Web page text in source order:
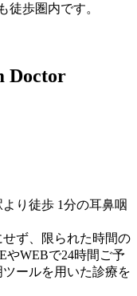
徒歩圏内です。
Doctor
り徒歩 1分の耳鼻咽
ず、限られた時間の
やWEBで24時間ご予
ールを用いた診療を